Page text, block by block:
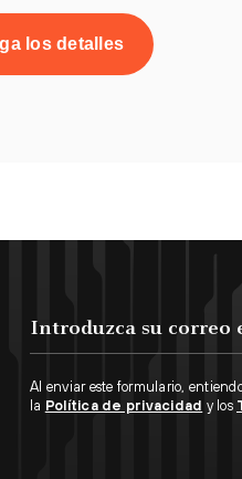
los detalles
Al enviar este formulario,
la Política de privacidad y los